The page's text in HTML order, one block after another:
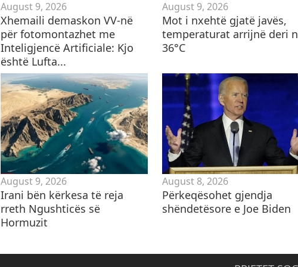
August 9, 2026
Xhemaili demaskon VV-në
për fotomontazhet me
Inteligjencë Artificiale: Kjo
është Lufta...
August 9, 2026
Mot i nxehtë gjatë javës,
temperaturat arrijnë deri
36°C
August 9, 2026
​Irani bën kërkesa të reja
rreth Ngushticës së
Hormuzit
August 8, 2026
Përkeqësohet gjendja
shëndetësore e Joe Biden